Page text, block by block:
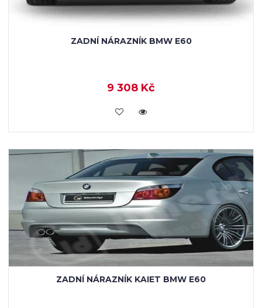
ZADNÍ NÁRAZNÍK BMW E60
9 308 Kč
KOUPIT
ZADNÍ NÁRAZNÍK KAIET BMW E60